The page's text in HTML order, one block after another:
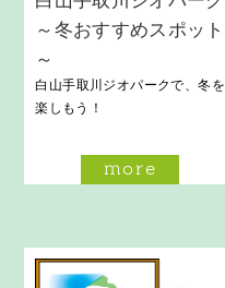
～冬おすすめスポット
～
白山手取川ジオパークで、冬を
楽しもう！
more